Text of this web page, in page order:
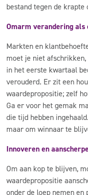
bestand tegen de
Omarm verandering als
Markten en
moet je niet
in het eerste kwartaal
verouderd. Er zit een
waardepropositie; zelf
Ga er voor het gemak
die tijd hebben
maar om winnaar te
Innoveren en
Om aan kop te blijven,
waardepropositie
onder de loep nemen